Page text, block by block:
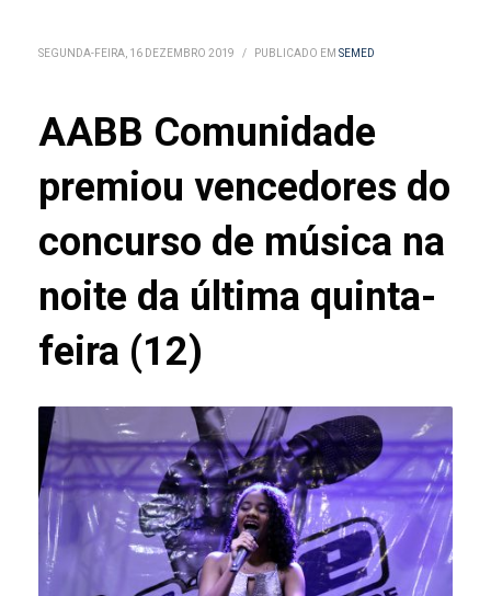
SEGUNDA-FEIRA, 16 DEZEMBRO 2019 / PUBLICADO EM SEMED
AABB Comunidade
premiou vencedores do
concurso de música na
noite da última quinta-
feira (12)